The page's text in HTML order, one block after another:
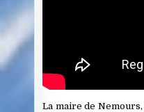
La maire de